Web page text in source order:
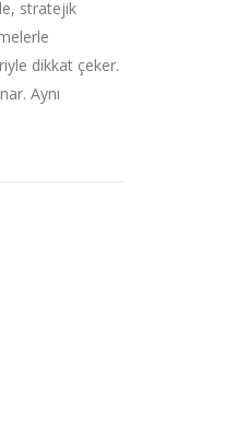
stratejik
dikkat çeker.
Aynı